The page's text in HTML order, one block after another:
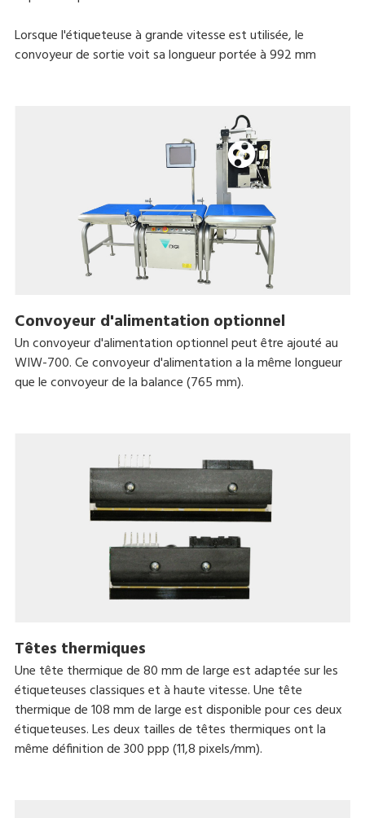
Lorsque l'étiqueteuse à grande vitesse est utilisée, le
convoyeur de sortie voit sa longueur portée à 992 mm
Convoyeur d'alimentation optionnel
Un convoyeur d'alimentation optionnel peut être ajouté au
WIW-700. Ce convoyeur d'alimentation a la même longueur
que le convoyeur de la balance (765 mm).
Têtes thermiques
Une tête thermique de 80 mm de large est adaptée sur les
étiqueteuses classiques et à haute vitesse. Une tête
thermique de 108 mm de large est disponible pour ces deux
étiqueteuses. Les deux tailles de têtes thermiques ont la
même définition de 300 ppp (11,8 pixels/mm).